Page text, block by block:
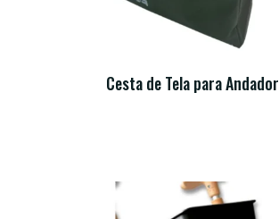
Cesta de Tela para Andador